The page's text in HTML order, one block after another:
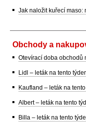
Jak naložit kuřecí maso:
Obchody a
Otevírací doba obchodů
Lidl – leták na tento
Kaufland – leták na
Albert – leták na tento
Billa – leták na tento